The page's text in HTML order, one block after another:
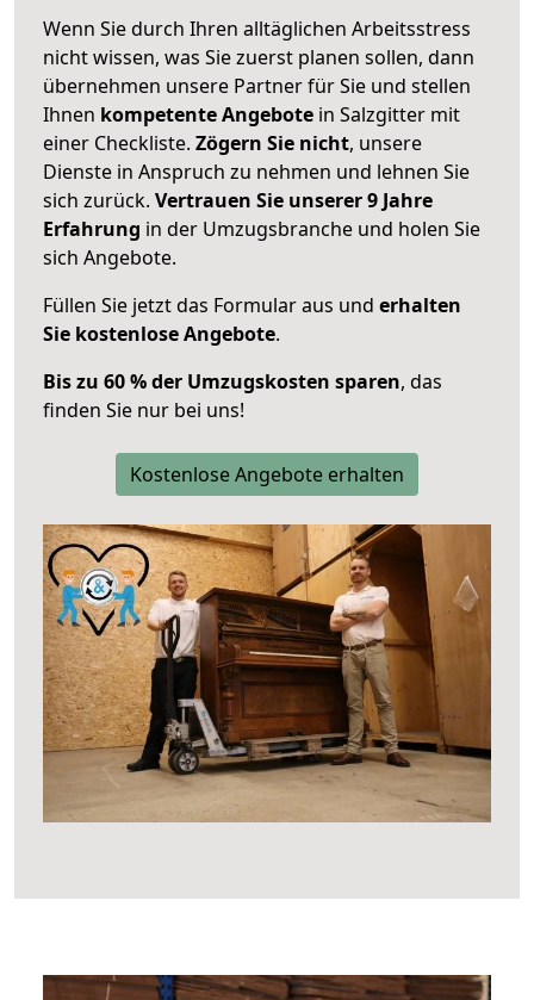
Wenn Sie durch Ihren alltäglichen Arbeitsstress
nicht wissen, was Sie zuerst planen sollen, dann
übernehmen unsere Partner für Sie und stellen
Ihnen kompetente Angebote in Salzgitter mit
einer Checkliste. Zögern Sie nicht, unsere
Dienste in Anspruch zu nehmen und lehnen Sie
sich zurück. Vertrauen Sie unserer 9 Jahre
Erfahrung in der Umzugsbranche und holen Sie
sich Angebote.
Füllen Sie jetzt das Formular aus und erhalten
Sie kostenlose Angebote.
Bis zu 60 % der Umzugskosten sparen, das
finden Sie nur bei uns!
Kostenlose Angebote erhalten